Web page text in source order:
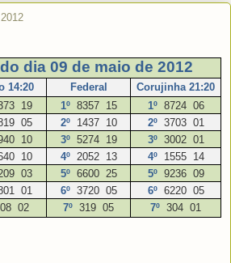
dia 09 de maio de 2012
14:20 Federal Corujinha 21:20
19 1º 8357 15 1º 8724 06
05 2º 1437 10 2º 3703 01
10 3º 5274 19 3º3002 01
10 4º 2052 13 4º1555 14
03 5º6600 25 5º9236 09
01 6º 3720 05 6º 6220 05
02 7º 319 05 7º 304 01